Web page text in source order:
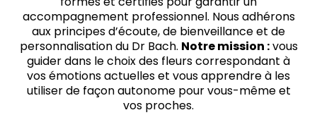
accompagnement professionnel. Nous adhérons
aux principes d’écoute, de bienveillance et de
personnalisation du Dr Bach. Notre mission :vous
guider dans le choix des fleurs correspondant à
vos émotions actuelles et vous apprendre à les
utiliser de façon autonome pour vous-même et
vos proches.